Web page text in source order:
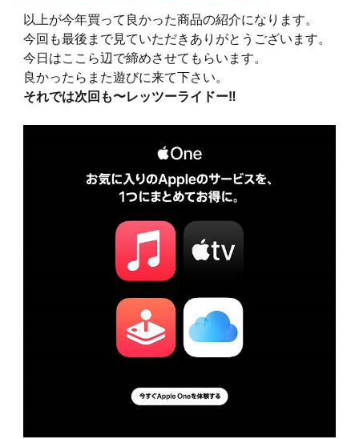
以上が今年買って良かった商品の紹介になります。
今回も最後まで見ていただきありがとうございます。
今日はここら辺で締めさせてもらいます。
良かったらまた遊びに来て下さい。
それでは次回も〜レッツーライドー‼︎